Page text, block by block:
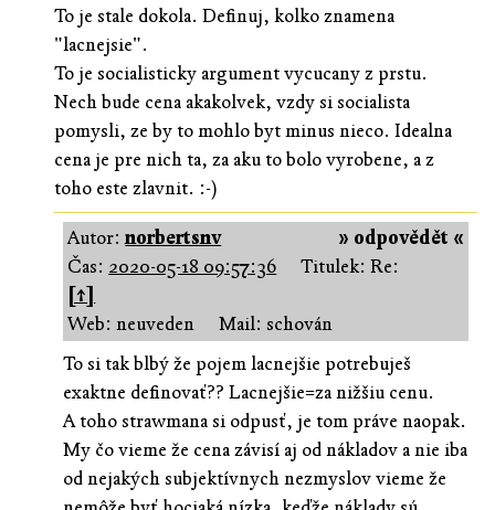
To je stale dokola. Definuj, kolko znamena
"lacnejsie".
To je socialisticky argument vycucany z prstu.
Nech bude cena akakolvek, vzdy si socialista
pomysli, ze by to mohlo byt minus nieco. Idealna
cena je pre nich ta, za aku to bolo vyrobene, a z
toho este zlavnit. :-)
» odpovědět «
Autor:norbertsnv
Čas: 2020-05-18 09:57:36
Titulek: Re:
[↑]
Web: neuveden
Mail: schován
To si tak blbý že pojem lacnejšie potrebuješ
exaktne definovať?? Lacnejšie=za nižšiu cenu.
A toho strawmana si odpusť, je tom práve naopak.
My čo vieme že cena závisí aj od nákladov a nie iba
od nejakých subjektívnych nezmyslov vieme že